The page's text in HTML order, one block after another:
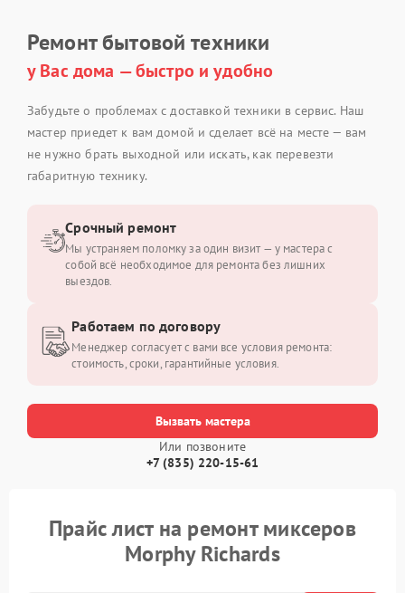
Ремонт бытовой техники
у Вас дома — быстро и удобно
Забудьте о проблемах с доставкой техники в сервис. Наш
мастер приедет к вам домой и сделает всё на месте — вам
не нужно брать выходной или искать, как перевезти
габаритную технику.
Вызвать мастера
Или позвоните
+7 (835) 220-15-61
Срочный ремонт
Мы устраняем поломку за один визит — у мастера с
собой всё необходимое для ремонта без лишних
выездов.
Работаем по договору
Менеджер согласует с вами все условия ремонта:
стоимость, сроки, гарантийные условия.
Прайс лист на ремонт миксеров
Morphy Richards